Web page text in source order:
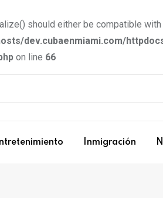
should either be compatible
dev.cubaenmiami.com/
on line 66
Inmigración